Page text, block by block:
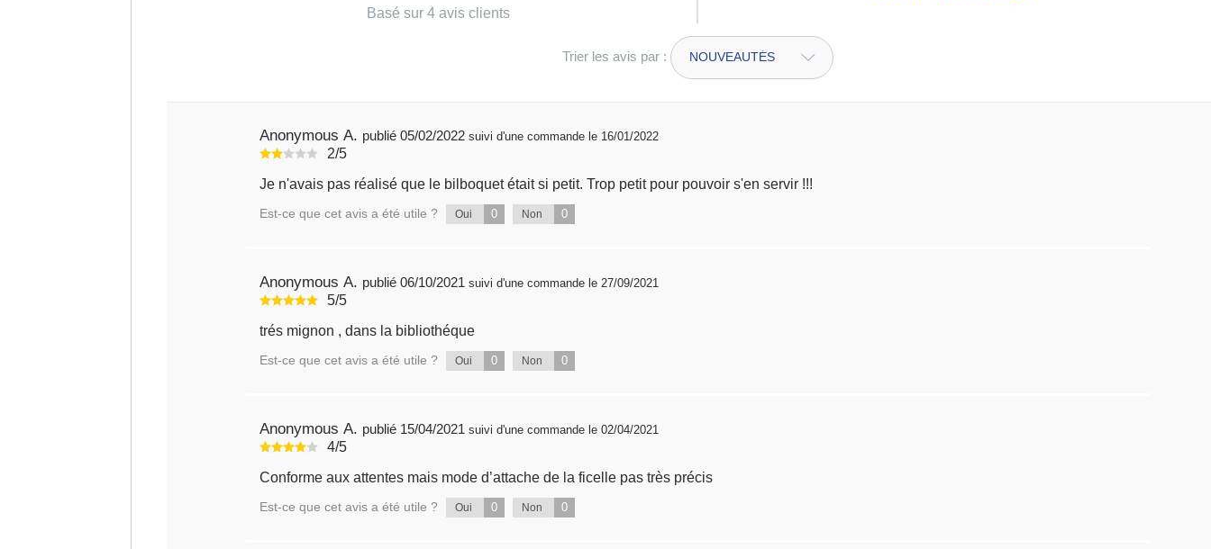
Basé sur 4 avis clients
Trier les avis par :
Anonymous A. publié 05/02/2022suivi d'une commande le 16/01/2022
2/5
Je n'avais pas réalisé que le bilboquet était si petit. Trop petit pour pouvoir s'en servir !!!
Est-ce que cet avis a été utile ? Oui 0 Non 0
Anonymous A. publié 06/10/2021suivi d'une commande le 27/09/2021
5/5
trés mignon , dans la bibliothéque
Est-ce que cet avis a été utile ? Oui 0 Non 0
Anonymous A. publié 15/04/2021suivi d'une commande le 02/04/2021
4/5
Conforme aux attentes mais mode d’attache de la ficelle pas très précis
Est-ce que cet avis a été utile ? Oui 0 Non 0